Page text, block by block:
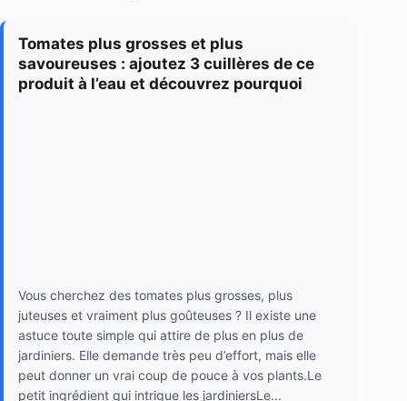
Tomates plus grosses et plus
savoureuses : ajoutez 3 cuillères de ce
produit à l’eau et découvrez pourquoi
Vous cherchez des tomates plus grosses, plus
juteuses et vraiment plus goûteuses ? Il existe une
astuce toute simple qui attire de plus en plus de
jardiniers. Elle demande très peu d’effort, mais elle
peut donner un vrai coup de pouce à vos plants.Le
petit ingrédient qui intrigue les jardiniersLe...